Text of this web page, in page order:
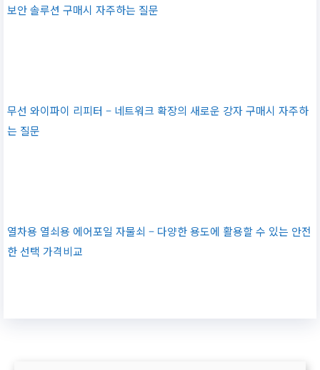
보안 솔루션 구매시 자주하는 질문
무선 와이파이 리피터 – 네트워크 확장의 새로운 강자 구매시 자주하
는 질문
열차용 열쇠용 에어포일 자물쇠 – 다양한 용도에 활용할 수 있는 안전
한 선택 가격비교